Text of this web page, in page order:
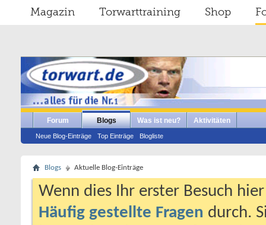
Magazin Torwarttraining Shop
Forum Blogs
Neue Blog-Einträge Top Einträge Blogliste
Was ist neu? Aktivitäten
Blogs Aktuelle Blog-Einträge
Wenn dies Ihr erster Besuch
Häufig gestellte Fragen durch.